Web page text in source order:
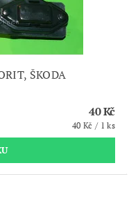
ŠKODA
40 Kč
40 Kč / 1 ks